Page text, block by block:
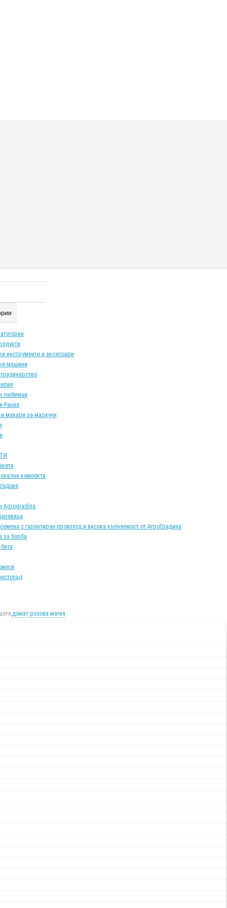
инструменти и аксесоари
машини
любимци
Ракия
и макари за маркучи
компекти
Agrogradina
с гарантиран произход и висока кълняемост от АгроГрадина
за борба
домат розова магия